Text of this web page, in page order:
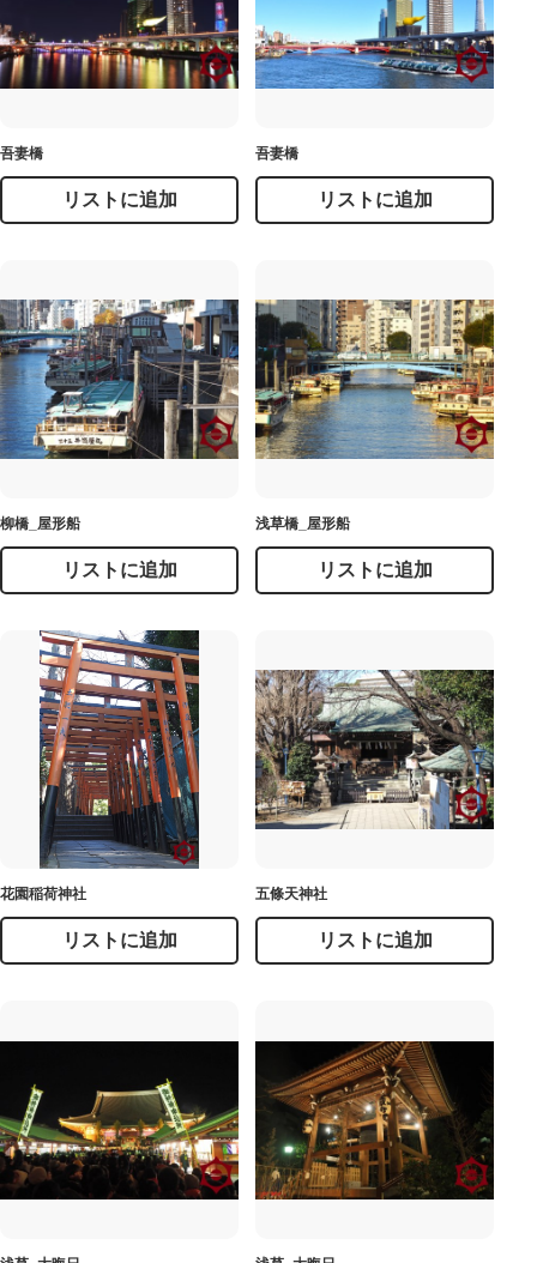
吾妻橋
リストに追加
吾妻橋
リストに追加
柳橋_屋形船
リストに追加
浅草橋_屋形船
リストに追加
花園稲荷神社
リストに追加
五條天神社
リストに追加